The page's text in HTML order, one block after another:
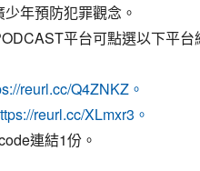
年預防犯罪觀念。
平台可點選以下平
reurl.cc/Q4ZNKZ。
reurl.cc/XLmxr3。
連結1份。